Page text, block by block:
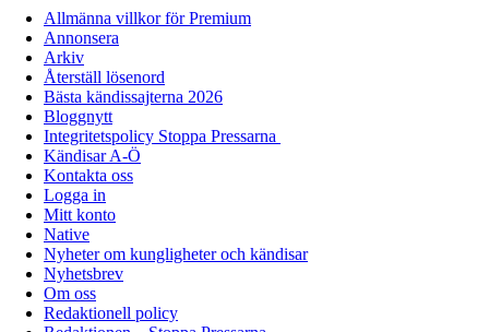
Allmänna villkor för Premium
Annonsera
Arkiv
Återställ lösenord
Bästa kändissajterna 2026
Bloggnytt
Integritetspolicy Stoppa Pressarna
Kändisar A-Ö
Kontakta oss
Logga in
Mitt konto
Native
Nyheter om kungligheter och kändisar
Nyhetsbrev
Om oss
Redaktionell policy